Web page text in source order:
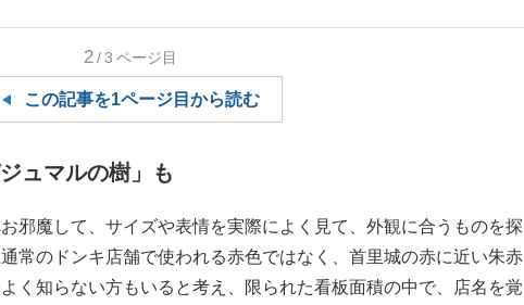
サッカー日本代表・森保一監督...
2/3 ページ目
この記事を1ページ目から読む
ュマルの樹」も
邪魔して、サイズや表情を実際によく見て、外観に合うものを探
常のドンキ店舗で使われる赤色ではなく、首里城の赤に近い朱赤
く知らない方もいると考え、限られた看板面積の中で、店名を覚